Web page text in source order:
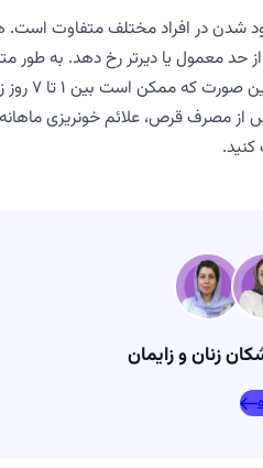
شدن در افراد مختلف متفاوت
حد معمول یا دیرتر رخ دهد. به طور
روند اتفاق بیفتد. دقت داشته باشید که اگر بعد از 3 هفته پس از مصرف
زنان و زایمان